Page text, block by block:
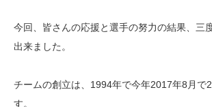
今回、皆さんの応援と選手の努力の結果、三
出来ました。
チームの創立は、1994年で今年2017年8月で
す。